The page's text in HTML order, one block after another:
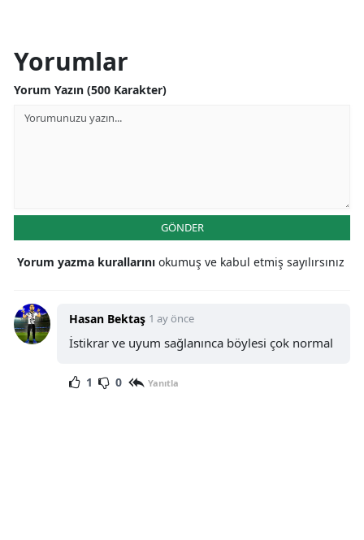
Yorumlar
Yorum Yazın (500 Karakter)
GÖNDER
Yorum yazma kurallarını okumuş ve kabul etmiş sayılırsınız
Hasan Bektaş 1 ay önce
İstikrar ve uyum sağlanınca böylesi çok normal
1 0 Yanıtla